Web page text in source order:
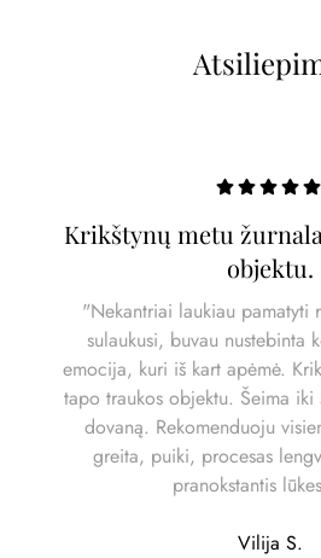
Krikštynų metu
objektu.
"Nekantriai laukiau pamatyti
sulaukusi, buvau nustebinta
emocija, kuri iš kart apėmė.
tapo traukos objektu. Šeima
dovaną. Rekomenduoju
greita, puiki, procesas
pranokstantis
Vilija S.